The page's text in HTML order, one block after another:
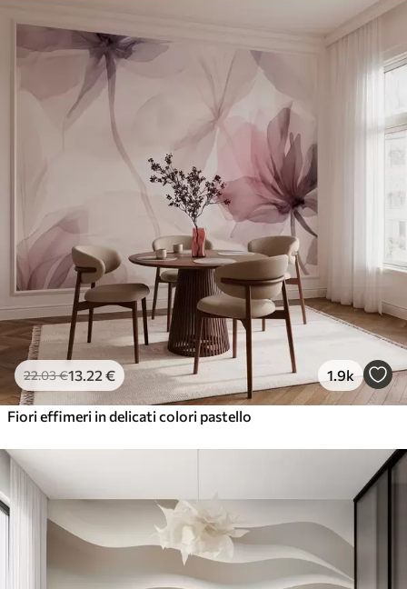
22.03€13 .22 € 1.9k
Fiori effimeri in delicati colori pastello